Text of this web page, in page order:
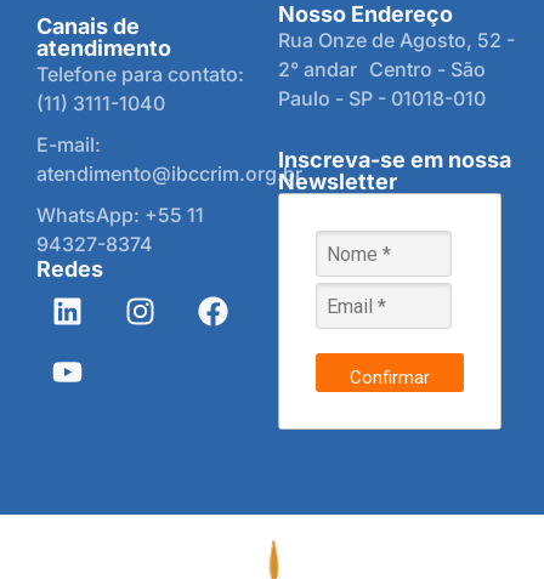
Canais de
atendimento
Telefone para contato:
(11) 3111-1040
E-mail:
atendimento@ibccrim.org.br
WhatsApp: +55 11
94327-8374
Redes
Nosso Endereço
Rua Onze de Agosto, 52 -
2° andar Centro - São
Paulo - SP - 01018-010
Inscreva-se em nossa
Newsletter
Confirmar